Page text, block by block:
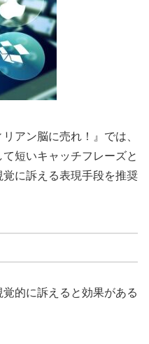
アン脳に売れ！』では、
短いキャッチフレーズと
覚に訴える表現手段を推奨
的に訴えると効果がある